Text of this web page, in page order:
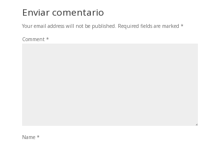
Enviar comentario
Your email address will not be published. Required fields are marked *
Comment *
Name *